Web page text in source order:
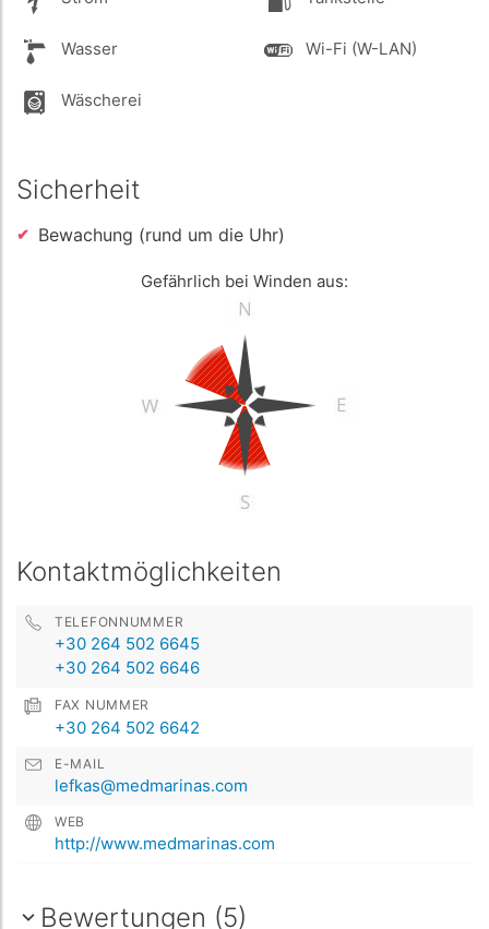
Wasser Wi-Fi (W-LAN)
Wäscherei
Sicherheit
Bewachung (rund um die Uhr)
Gefährlich bei Winden aus:
Kontaktmöglichkeiten
TELEFONNUMMER
+30 264 502 6645
+30 264 502 6646
FAX NUMMER
+30 264 502 6642
E-MAIL
lefkas@medmarinas.com
WEB
http://www.medmarinas.com
Bewertungen (5)